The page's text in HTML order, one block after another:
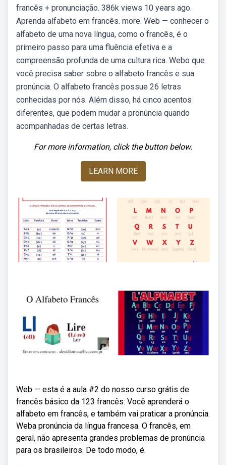
francês + pronunciação. 386k views 10 years ago.
Aprenda alfabeto em francês. more. Web — conhecer o
alfabeto de uma nova língua, como o francês, é o
primeiro passo para uma fluência efetiva e a
compreensão profunda de uma cultura rica. Webo que
você precisa saber sobre o alfabeto francês e sua
pronúncia. O alfabeto francês possue 26 letras
conhecidas por nós. Além disso, há cinco acentos
diferentes, que podem mudar a pronúncia quando
acompanhadas de certas letras.
For more information, click the button below.
LEARN MORE
Web — esta é a aula #2 do nosso curso grátis de
francês básico da 123 francês: Você aprenderá o
alfabeto em francês, e também vai praticar a pronúncia.
Weba pronúncia da língua francesa. O francês, em
geral, não apresenta grandes problemas de pronúncia
para os brasileiros. De todo modo, é.